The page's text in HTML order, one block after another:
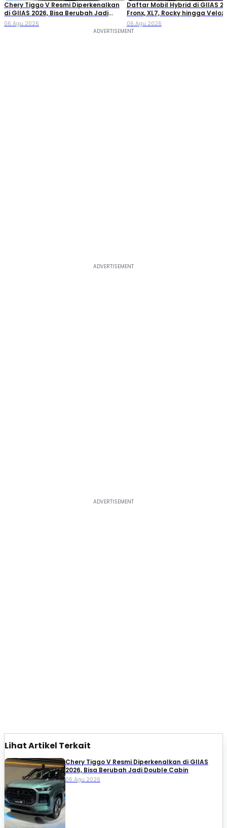
Chery Tiggo V Resmi Diperkenalkan
di GIIAS 2026, Bisa Berubah Jadi
Double Cabin
06 Agu 2026
Daftar Mobil Hybrid di GIIAS
Fronx, XL7, Rocky hingga Veloz!
06 Agu 2026
Lihat Artikel Terkait
Chery Tiggo V Resmi Diperkenalkan di GIIAS
2026, Bisa Berubah Jadi Double Cabin
06 Agu 2026